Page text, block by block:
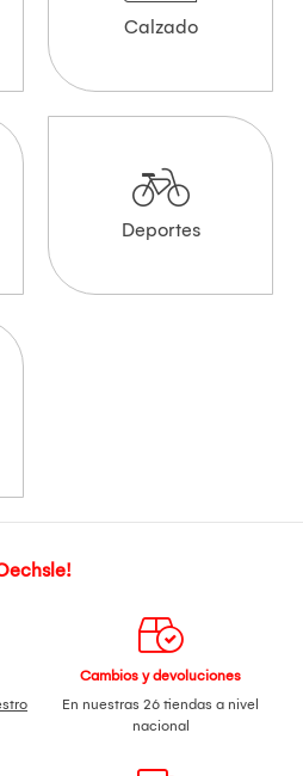
Calzado
Deportes
Cambios y devoluciones
En nuestras 26 tiendas a nivel
nacional